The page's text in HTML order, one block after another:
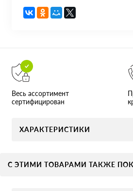
Весь ассортимент
сертифицирован
ХАРАКТЕРИСТИКИ
С ЭТИМИ ТОВАРАМИ ТАКЖЕ